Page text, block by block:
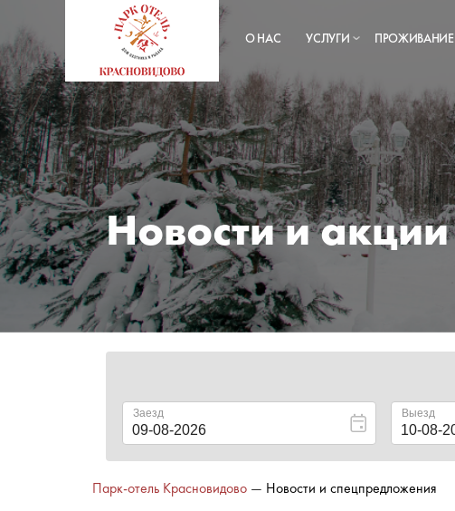
О НАС УСЛУГИ ПРОЖИВАНИЕ
Новости и акции
Парк-отель Красновидово — Новости и спецпредложения